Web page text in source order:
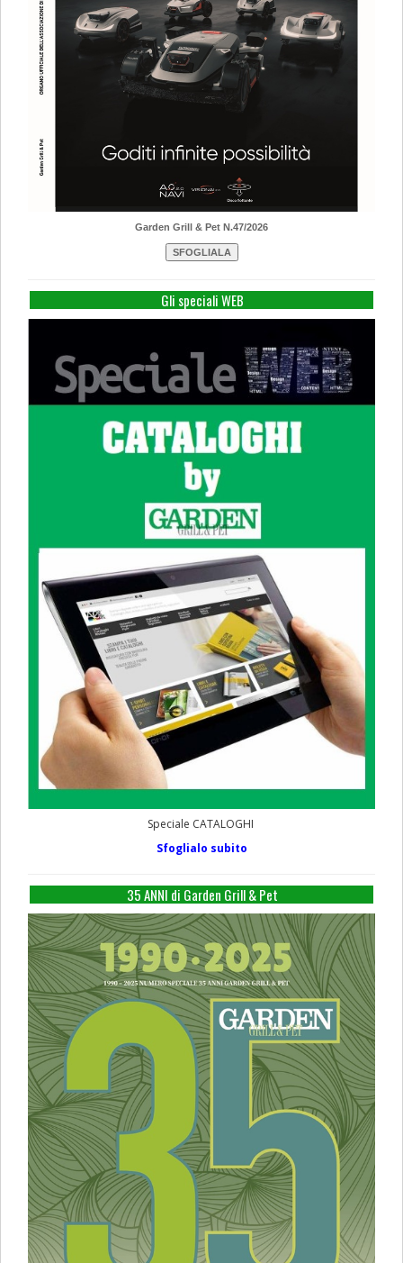
Garden Grill & Pet N.47/2026
Gli speciali WEB
Speciale CATALOGHI
Sfoglialo subito
35 ANNI di Garden Grill & Pet